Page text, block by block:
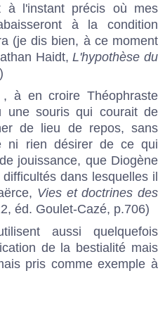
à l'instant précis où mes
à la condition
(je dis bien, à ce moment
Haidt,L'hypothèse du
à en croire Théophraste
une souris qui courait de
de lieu de repos, sans
ni rien désirer de ce qui
jouissance, que Diogène
dans lesquelles il
Vies et doctrines des
éd. Goulet-Cazé, p.706)
aussi quelquefois
de la bestialité mais
pris comme exemple à